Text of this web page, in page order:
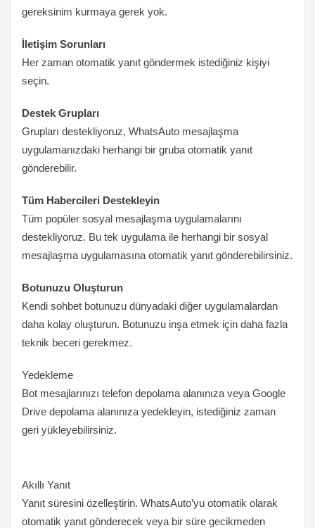
gereksinim kurmaya gerek yok.
İletişim Sorunları
Her zaman otomatik yanıt göndermek istediğiniz kişiyi
seçin.
Destek Grupları
Grupları destekliyoruz, WhatsAuto mesajlaşma
uygulamanızdaki herhangi bir gruba otomatik yanıt
gönderebilir.
Tüm Habercileri Destekleyin
Tüm popüler sosyal mesajlaşma uygulamalarını
destekliyoruz. Bu tek uygulama ile herhangi bir sosyal
mesajlaşma uygulamasına otomatik yanıt gönderebilirsiniz.
Botunuzu Oluşturun
Kendi sohbet botunuzu dünyadaki diğer uygulamalardan
daha kolay oluşturun. Botunuzu inşa etmek için daha fazla
teknik beceri gerekmez.
Yedekleme
Bot mesajlarınızı telefon depolama alanınıza veya Google
Drive depolama alanınıza yedekleyin, istediğiniz zaman
geri yükleyebilirsiniz.
Akıllı Yanıt
Yanıt süresini özelleştirin. WhatsAuto’yu otomatik olarak
otomatik yanıt gönderecek veya bir süre gecikmeden